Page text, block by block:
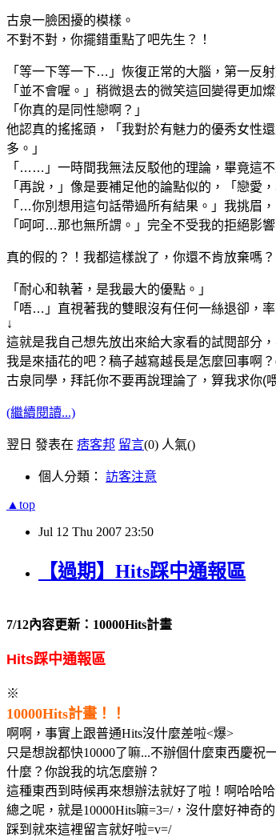
古泉一臉困擾的模樣。
不對不對，你擺錯重點了吧先生？！
「等一下等一下…」恢復正常的大腦，第一反
「並不會喔。」稍微退去的微笑這回變得更加
「你真的是同性戀啊？」
他認真的搖搖頭，「我對於有魅力的優秀女性
多。」
「……」一時間我無法反駁他的理論，畢竟這不
「再說，」像是要補足他的論點似的，「戀愛
「…你別想用這句話帶過所有結果。」我挑眉
「呵呵…那也無所謂。」完全不受我的拒絕影
真的假的？！我都這樣說了，你還不肯放棄嗎？
「耐心和執著，是我最大的優點。」
「唔…」直視著我的雙眼沒有任何一絲退卻，
↓
這就是我自己想先放出來給大家看的試閱部分
我是來插花的吧？稿子越寫越長是怎麼回事啊
古泉同學，拜託你不要再說理論了，算我求你(
(繼續閱讀...)
翌日 發表在 痞客邦 留言(0) 人氣()
個人分類： 訪客注意
▲top
Jul 12 Thu 2007 23:50
【過期】Hits踩中通報區
7/12內容更新：10000Hits計畫
Hits踩中通報區
※
10000Hits計畫！！
啊啊，事實上跟普通Hits沒什麼差啦<爆>
只是想說都快10000了嘛...不辦個什麼東西慶祝
什麼？你說我的坑怎麼辦？
這種東西到時候再來想辦法就好了啦！啊哈哈
總之呢，就是10000Hits嘛=3=/，沒什麼好神奇
踩到就來這裡留言就好啦=v=/